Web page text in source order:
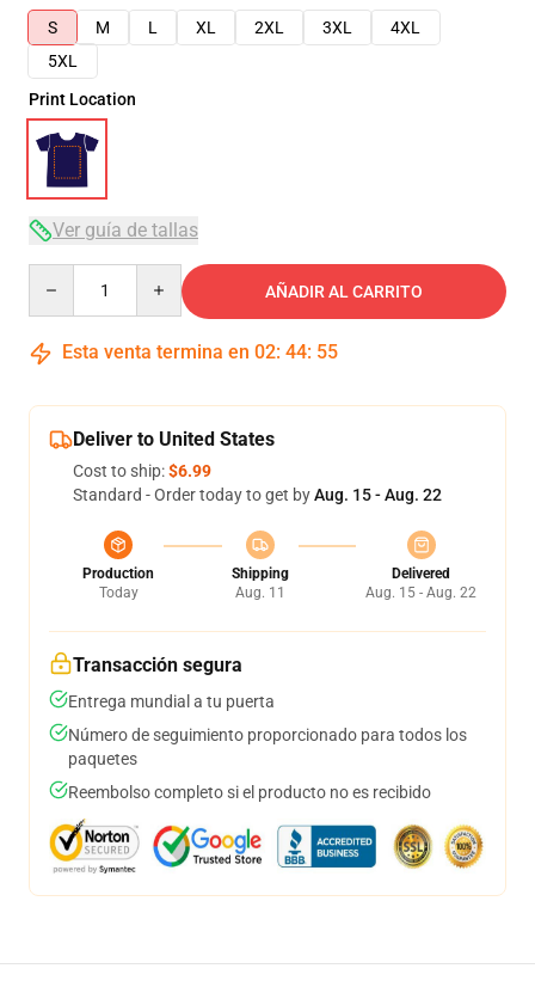
S
M L XL 2XL 3XL
4XL
5XL
Print Location
Ver guía de tallas
AÑADIR AL CARRITO
Esta venta termina en 02: 44: 54
Deliver to United States
Cost to ship:$6.99
Standard - Order today to get byAug. 15 - Aug. 22
Production
Today
Shipping
Aug. 11
Delivered
Aug. 15 - Aug. 22
Transacción segura
Entrega mundial a tu puerta
Número de seguimiento proporcionado para todos los
paquetes
Reembolso completo si el producto no es recibido